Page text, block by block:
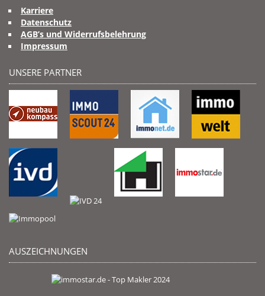
Karriere
Datenschutz
AGB’s und Widerrufsbelehrung
Impressum
UNSERE PARTNER
AUSZEICHNUNGEN